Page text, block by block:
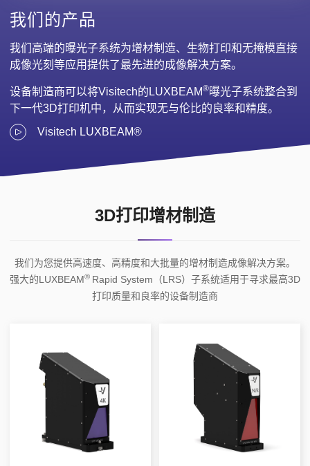
我们的产品
我们高端的曝光子系统为增材制造、生物打印和无掩模直接
成像光刻等应用提供了最先进的成像解决方案。
设备制造商可以将Visitech的LUXBEAM®曝光子系统整合到
下一代3D打印机中，从而实现无与伦比的良率和精度。
Visitech LUXBEAM®
3D打印增材制造
我们为您提供高速度、高精度和大批量的增材制造成像解决方案。
强大的LUXBEAM® Rapid System（LRS）子系统适用于寻求最高3D
打印质量和良率的设备制造商